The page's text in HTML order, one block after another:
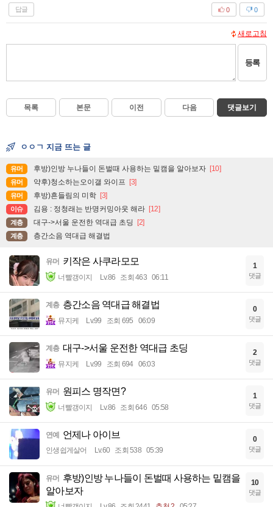
답글 0
0
새로고침
등록
목록 본문 이전 다음 댓글보기
ㅇㅇㄱ 지금 뜨는 글
유머 후방)인방 누나들이 돈벌때 사용하는 밑캠을 알아보자 [10]
유머 약후)청소하는오이갤 와이프 [3]
유머 후방)흔들림의 미학 [3]
이슈 김용 : 정청래는 반명커밍아웃 해라 [12]
계층 대구->서울 운전한 역대급 초딩 [2]
계층 층간소음 역대급 해결법
유머 키작은 사쿠라모모
너빨갱이지 Lv.86 조회 463 06:11
1
댓글
계층 층간소음 역대급 해결법
뮤지케 Lv.99 조회 695 06:09
0
댓글
계층 대구->서울 운전한 역대급 초딩
뮤지케 Lv.99 조회 694 06:03
2
댓글
유머 원피스 명작면?
너빨갱이지 Lv.86 조회 646 05:58
1
댓글
연예 언제나 아이브
인생쉽게살어 Lv.60 조회 538 05:39
0
댓글
유머 후방)인방 누나들이 돈벌때 사용하는 밑캠을
알아보자
10
댓글